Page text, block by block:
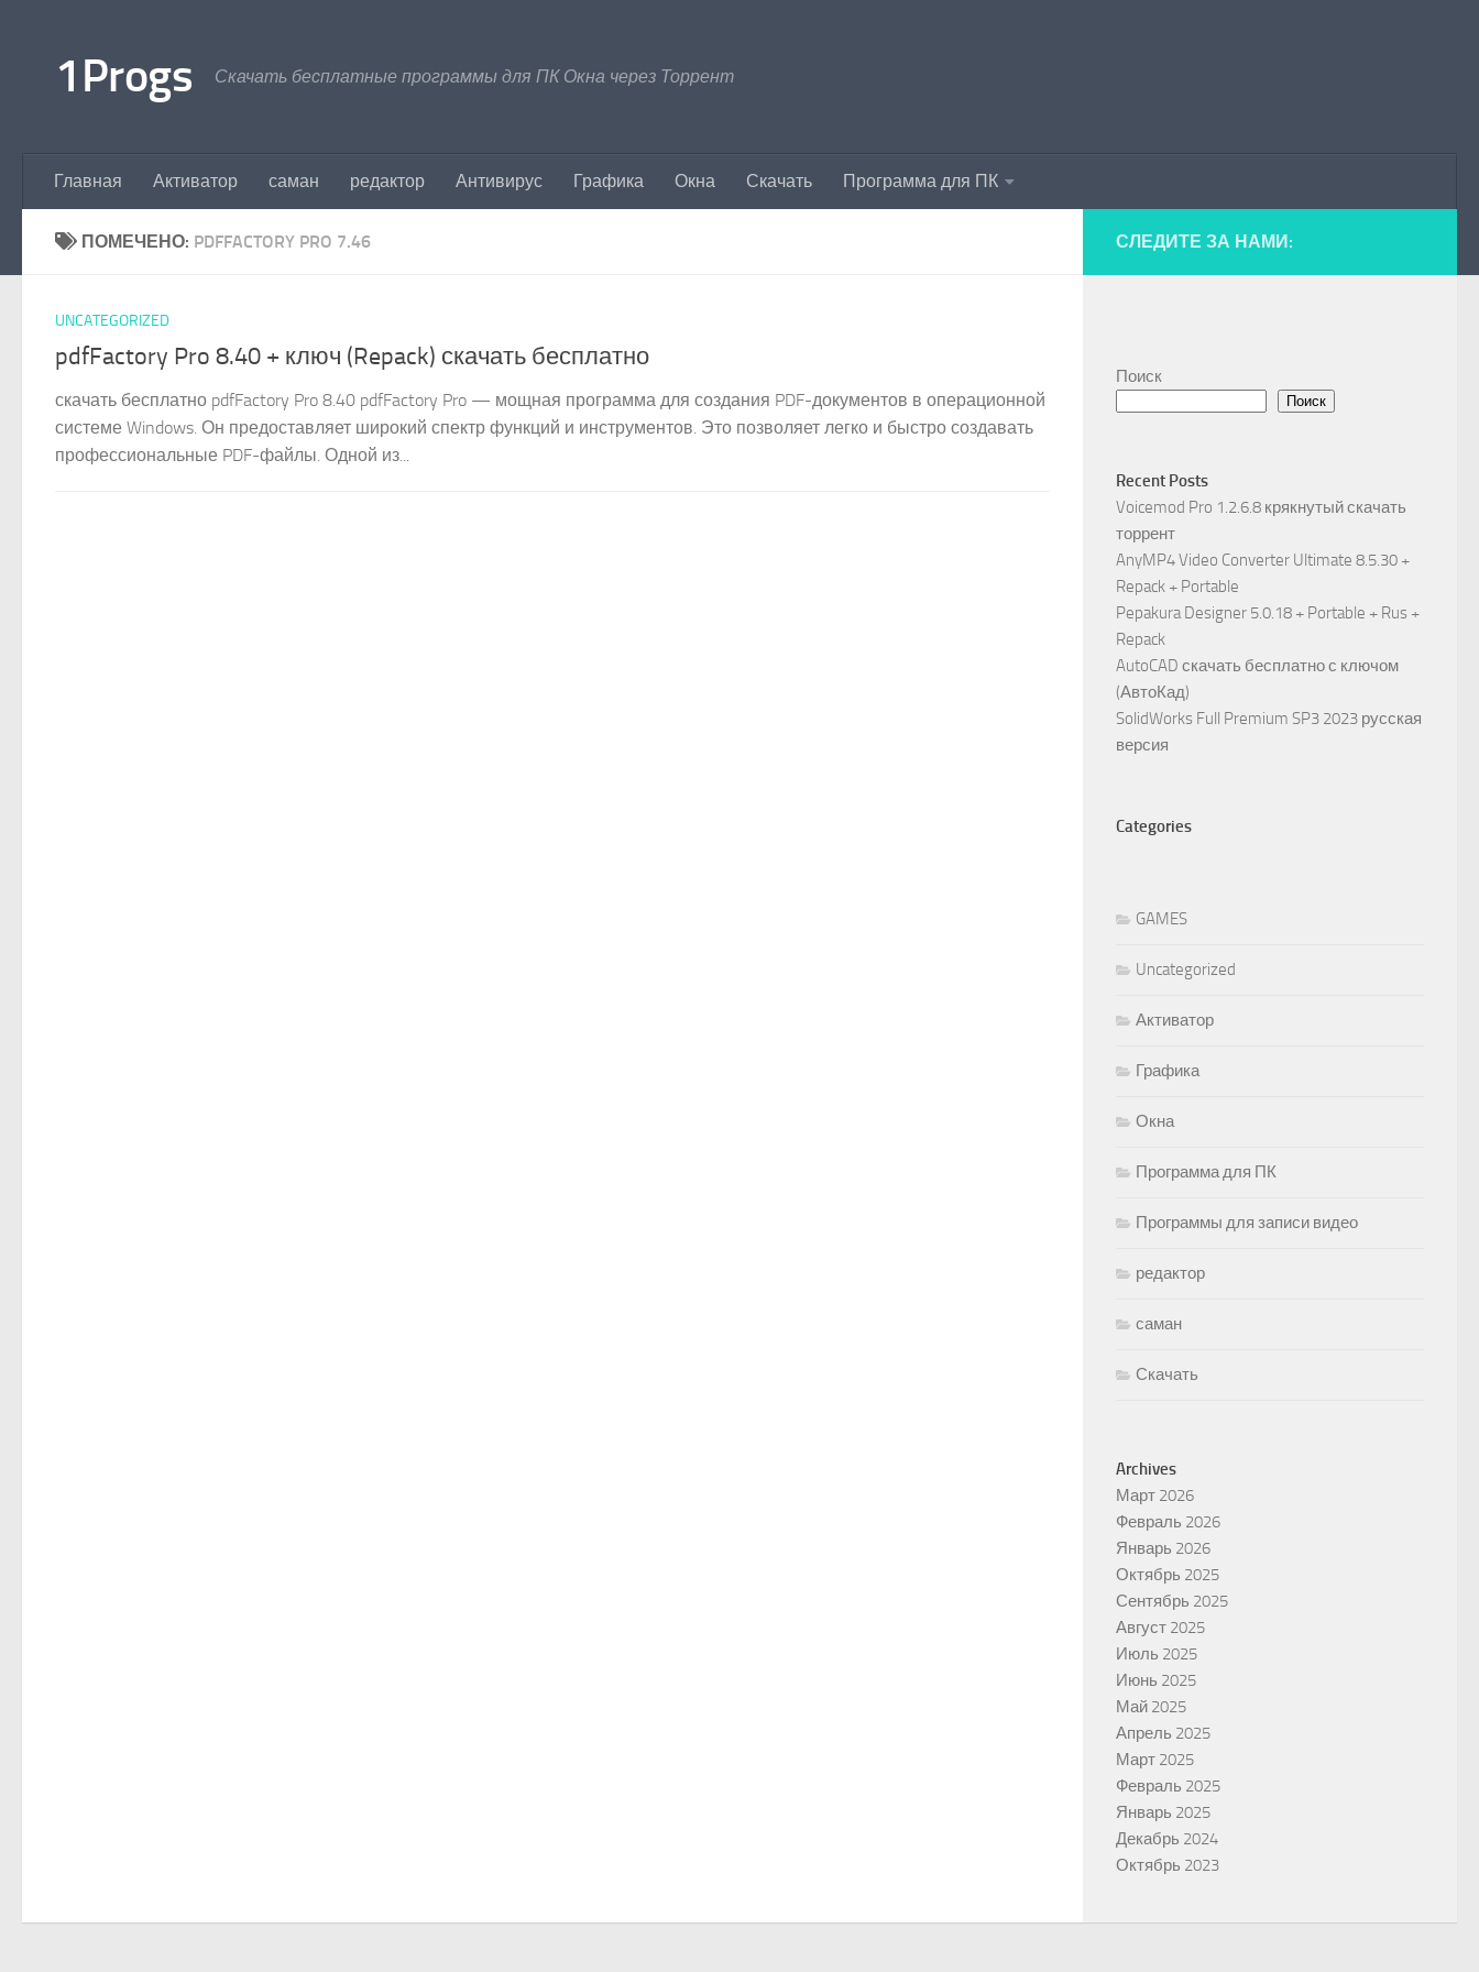
1Progs Скачать бесплатные программы для ПК Окна через Торрент
Главная Активатор саман редактор Антивирус Графика Окна Скачать Программа для ПК
ПОМЕЧЕНО: PDFFACTORY PRO 7.46
UNCATEGORIZED
pdfFactory Pro 8.40 + ключ (Repack) скачать бесплатно
скачать бесплатно pdfFactory Pro 8.40 pdfFactory Pro — мощная программа для создания PDF-документов в операционной
системе Windows. Он предоставляет широкий спектр функций и инструментов. Это позволяет легко и быстро создавать
профессиональные PDF-файлы. Одной из...
СЛЕДИТЕ ЗА НАМИ:
Поиск
Поиск
Recent Posts
Voicemod Pro 1.2.6.8 крякнутый скачать
торрент
AnyMP4 Video Converter Ultimate 8.5.30 +
Repack + Portable
Pepakura Designer 5.0.18 + Portable + Rus +
Repack
AutoCAD скачать бесплатно с ключом
(АвтоКад)
SolidWorks Full Premium SP3 2023 русская
версия
Categories
GAMES
Uncategorized
Активатор
Графика
Окна
Программа для ПК
Программы для записи видео
редактор
саман
Скачать
Archives
Март 2026
Февраль 2026
Январь 2026
Октябрь 2025
Сентябрь 2025
Август 2025
Июль 2025
Июнь 2025
Май 2025
Апрель 2025
Март 2025
Февраль 2025
Январь 2025
Декабрь 2024
Октябрь 2023